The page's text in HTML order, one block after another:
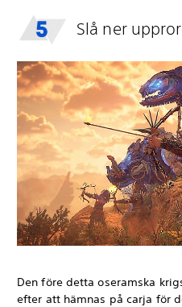
Slå ner
Den före detta oseramska
efter att hämnas på carja för